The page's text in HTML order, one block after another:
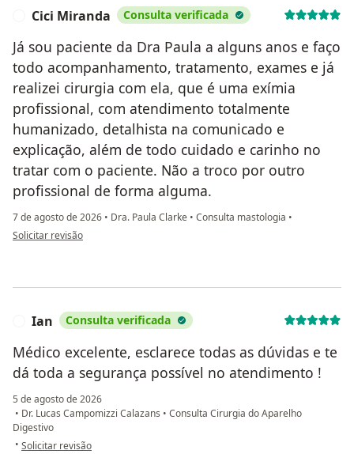
Cici Miranda Consulta verificada
Já sou paciente da Dra Paula a alguns anos e faço
todo acompanhamento, tratamento, exames e já
realizei cirurgia com ela, que é uma exímia
profissional, com atendimento totalmente
humanizado, detalhista na comunicado e
explicação, além de todo cuidado e carinho no
tratar com o paciente. Não a troco por outro
profissional de forma alguma.
7 de agosto de 2026 • Dra. Paula Clarke • Consulta mastologia •
na opinião do utilizador Cici Miranda
Solicitar revisão
Ian Consulta verificada
Médico excelente, esclarece todas as dúvidas e te
dá toda a segurança possível no atendimento !
5 de agosto de 2026
• Dr. Lucas Campomizzi Calazans • Consulta Cirurgia do Aparelho
Digestivo
• na opinião do utilizador Ian
Solicitar revisão